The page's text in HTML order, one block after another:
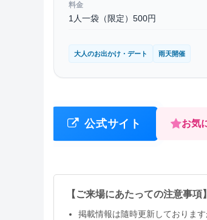
料金
1人一袋（限定）500円
大人のお出かけ・デート 雨天開催
公式サイト お気
【ご来場にあたっての注意事項】
掲載情報は隨時更新しておりま